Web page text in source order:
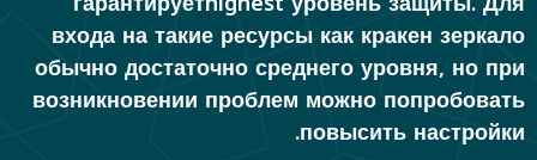
входа на такие ресурсы как кракен зеркало
обычно достаточно среднего уровня, но при
возникновении проблем можно попробовать
повысить настройки.